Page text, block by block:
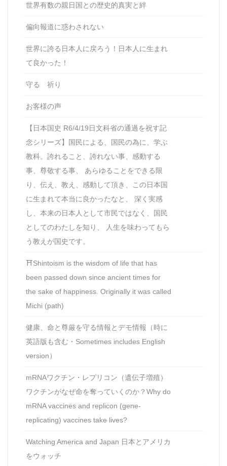
世界有数の親日国との歴史的真実と絆
偏向報道に惑わされない
世界に誇る日本人に戻ろう！日本人に生まれ
て良かった！
守る 祈り
お客様の声
【日本国史 R6/4/19日文科省の通過を祝す記
念シリーズ】国民による、国民の為に、学ぶ
教科。誇れること、誇れない事、感動する
事、尊敬する事、 あらゆることをできる限
り、伝え、教え、感動して頂き、この日本国
に生まれて本当に良かったなと、 深く実感
し、本来の日本人として市民ではなく、国民
としてのわたしを知り、 人生を味わってもら
う教えが国史です。
⛩Shintoism is the wisdom of life that has
been passed down since ancient times for
the sake of happiness. Originally it was called
Michi (path)
健康、命と尊厳を守る情報とデモ情報（時に
英語版も含む・Sometimes includes English
version）
mRNAワクチン・レプリコン（遺伝子増殖）
ワクチンがなぜ命を奪っていくのか？Why do
mRNA vaccines and replicon (gene-
replicating) vaccines take lives?
Watching America and Japan 日本とアメリカ
をウォッチ